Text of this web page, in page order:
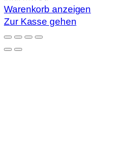
Warenkorb
Warenkorb anzeigen
Zur Kasse gehen